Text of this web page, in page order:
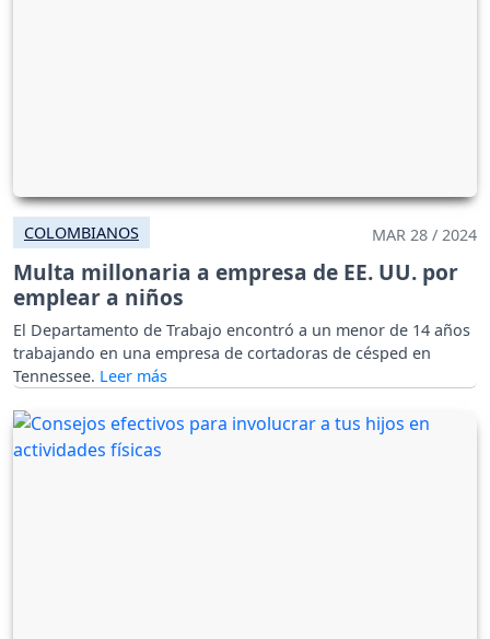
COLOMBIANOS MAR 28 / 2024
Multa millonaria a empresa de EE. UU. por
emplear a niños
El Departamento de Trabajo encontró a un menor de 14 años
trabajando en una empresa de cortadoras de césped en
Tennessee.